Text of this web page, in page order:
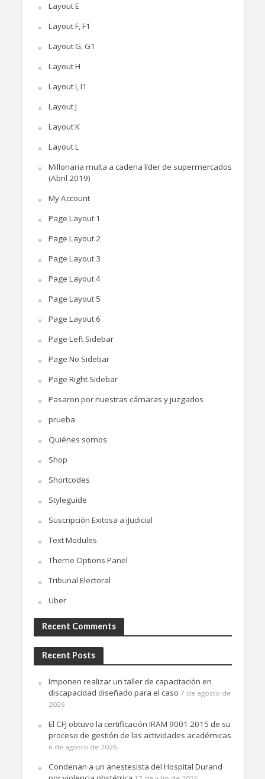
Layout E
Layout F, F1
Layout G, G1
Layout H
Layout I, I1
Layout J
Layout K
Layout L
Millonaria multa a cadena líder de supermercados
(Abril 2019)
My Account
Page Layout 1
Page Layout 2
Page Layout 3
Page Layout 4
Page Layout 5
Page Layout 6
Page Left Sidebar
Page No Sidebar
Page Right Sidebar
Pasaron por nuestras cámaras y juzgados
prueba
Quiénes somos
Shop
Shortcodes
Styleguide
Suscripción Exitosa a iJudicial
Text Modules
Theme Options Panel
Tribunal Electoral
Uber
Recent Comments
Recent Posts
Imponen realizar un taller de capacitación en
discapacidad diseñado para el caso 7 de agosto de
2026
El CFJ obtuvo la certificación IRAM 9001:2015 de su
proceso de gestión de las actividades académicas
6 de agosto de 2026
Condenan a un anestesista del Hospital Durand